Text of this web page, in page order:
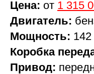
Цена: от 1 315
Двигатель:
Мощность: 142
Коробка
Привод: